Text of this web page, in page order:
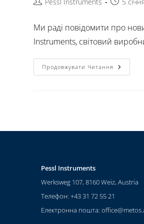
Pessl Instruments 5
Ми раді повідомити про
Instruments, світовий
Продовжувати Читання
Pessl Instruments
Werksweg 107, 8160 Weiz, Austria
Телефон: +43 31 72 55 21
Електронна пошта: